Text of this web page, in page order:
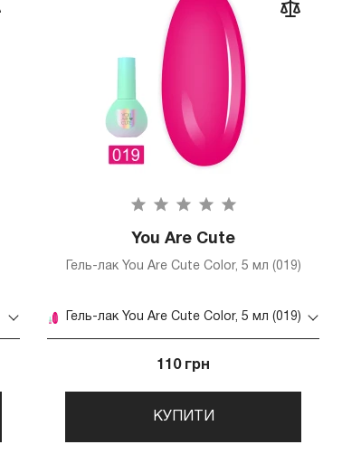
You Are Cute
Гель-лак You Are Cute Color, 5 мл (019)
Гель-лак You Are Cute Color, 5 мл (019)
110 грн
КУПИТИ